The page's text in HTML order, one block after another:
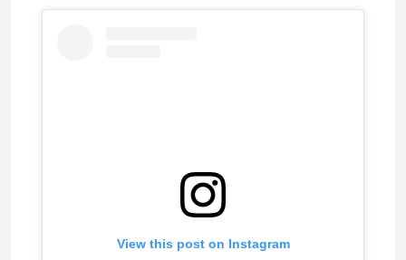
View this post on Instagram